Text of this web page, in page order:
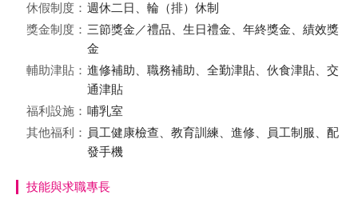
休假制度： 週休二日、輪（排）休制
獎金制度： 三節獎金／禮品、生日禮金、年終獎金、績效獎
金
輔助津貼： 進修補助、職務補助、全勤津貼、伙食津貼、交
通津貼
福利設施： 哺乳室
其他福利： 員工健康檢查、教育訓練、進修、員工制服、配
發手機
技能與求職專長